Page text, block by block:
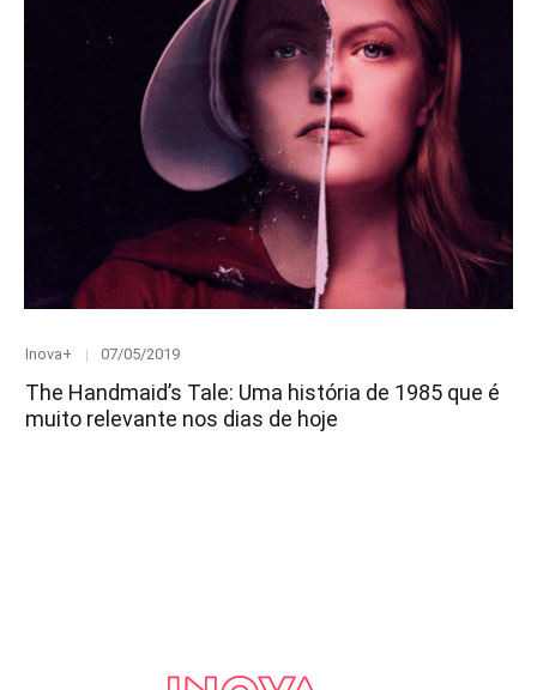
Category
Inova+
Posted
07/05/2019
The Handmaid’s Tale: Uma história de 1985 que é
muito relevante nos dias de hoje